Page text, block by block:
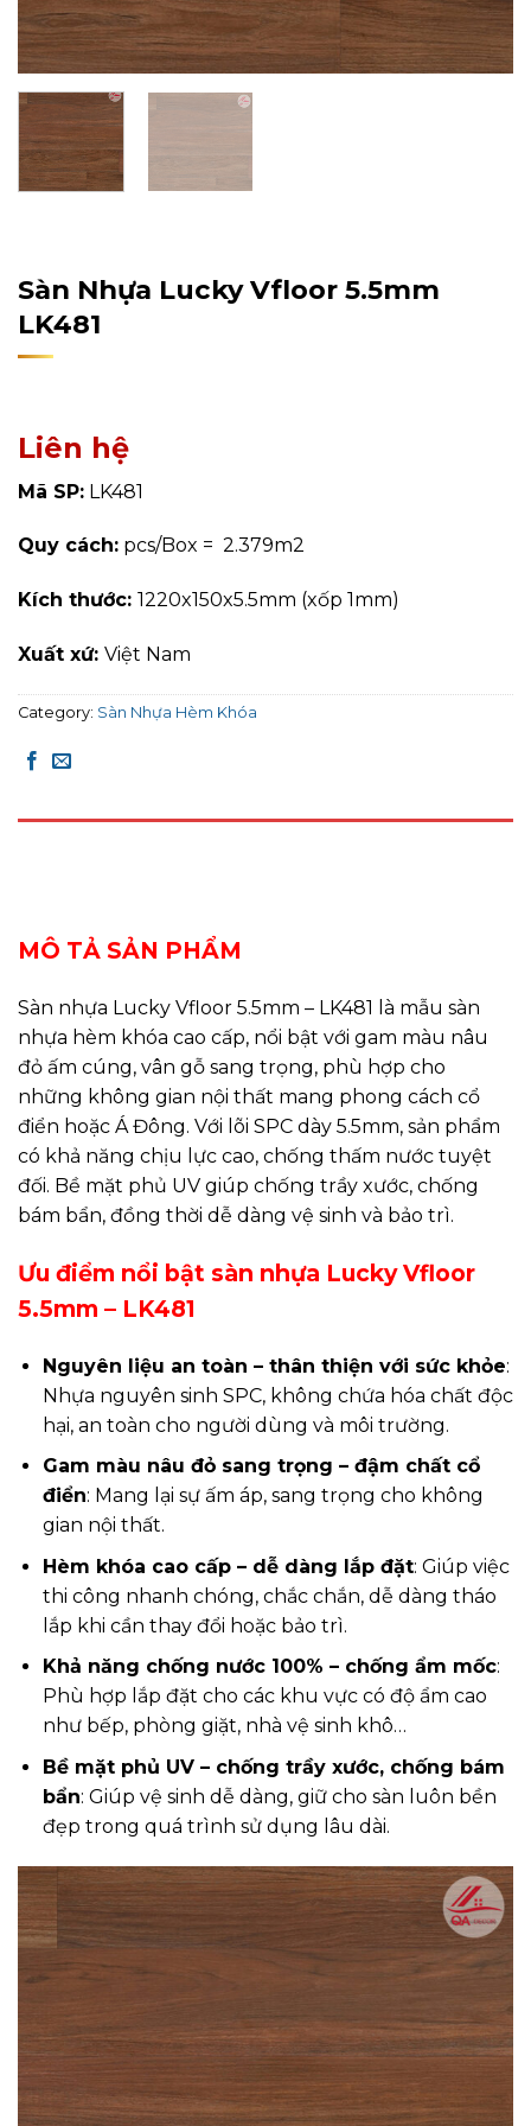
Sàn Nhựa Lucky Vfloor 5.5mm
LK481
Liên hệ
Mã SP: LK481
Quy cách: pcs/Box = 2.379m2
Kích thước: 1220x150x5.5mm (xốp 1mm)
Xuất xứ: Việt Nam
Category: Sàn Nhựa Hèm Khóa
MÔ TẢ SẢN PHẨM
Sàn nhựa Lucky Vfloor 5.5mm – LK481 là mẫu sàn
nhựa hèm khóa cao cấp, nổi bật với gam màu nâu
đỏ ấm cúng, vân gỗ sang trọng, phù hợp cho
những không gian nội thất mang phong cách cổ
điển hoặc Á Đông. Với lõi SPC dày 5.5mm, sản phẩm
có khả năng chịu lực cao, chống thấm nước tuyệt
đối. Bề mặt phủ UV giúp chống trầy xước, chống
bám bẩn, đồng thời dễ dàng vệ sinh và bảo trì.
Ưu điểm nổi bật sàn nhựa Lucky Vfloor
5.5mm – LK481
Nguyên liệu an toàn – thân thiện với sức khỏe:
Nhựa nguyên sinh SPC, không chứa hóa chất độc
hại, an toàn cho người dùng và môi trường.
Gam màu nâu đỏ sang trọng – đậm chất cổ
điển: Mang lại sự ấm áp, sang trọng cho không
gian nội thất.
Hèm khóa cao cấp – dễ dàng lắp đặt: Giúp việc
thi công nhanh chóng, chắc chắn, dễ dàng tháo
lắp khi cần thay đổi hoặc bảo trì.
Khả năng chống nước 100% – chống ẩm mốc:
Phù hợp lắp đặt cho các khu vực có độ ẩm cao
như bếp, phòng giặt, nhà vệ sinh khô…
Bề mặt phủ UV – chống trầy xước, chống bám
bẩn: Giúp vệ sinh dễ dàng, giữ cho sàn luôn bền
đẹp trong quá trình sử dụng lâu dài.